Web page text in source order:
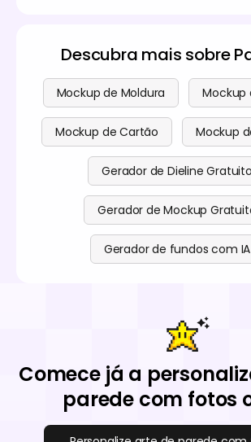
Descubra mais sobre
Mockup de Moldura Mockup
Mockup de Cartão Mockup
Gerador de Dieline Gratuito
Gerador de Mockup
Gerador de fundos com IA
Comece já a
parede com fotos